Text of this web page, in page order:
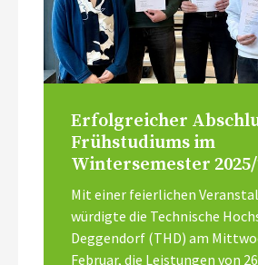
Erfolgreicher
Frühstudiums im
Wintersemester
Mit einer feierlichen
würdigte die Technische
Deggendorf (THD) am
Februar, die Leistungen von 26